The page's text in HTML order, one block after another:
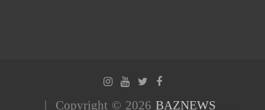
Copyright © 2026 BAZNEWS